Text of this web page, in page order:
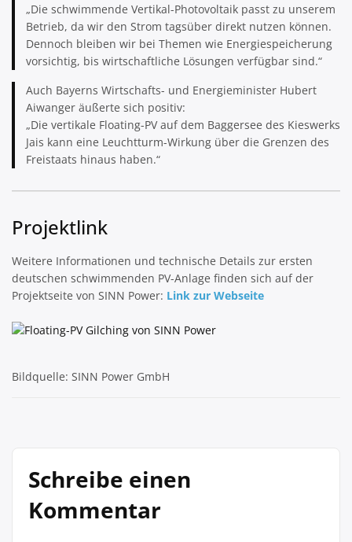
„Die schwimmende Vertikal-Photovoltaik passt zu unserem
Betrieb, da wir den Strom tagsüber direkt nutzen können.
Dennoch bleiben wir bei Themen wie Energiespeicherung
vorsichtig, bis wirtschaftliche Lösungen verfügbar sind.“
Auch Bayerns Wirtschafts- und Energieminister Hubert
Aiwanger äußerte sich positiv:
„Die vertikale Floating-PV auf dem Baggersee des Kieswerks
Jais kann eine Leuchtturm-Wirkung über die Grenzen des
Freistaats hinaus haben.“
Projektlink
Weitere Informationen und technische Details zur ersten
deutschen schwimmenden PV-Anlage finden sich auf der
Projektseite von SINN Power: Link zur Webseite
Bildquelle: SINN Power GmbH
Schreibe einen
Kommentar